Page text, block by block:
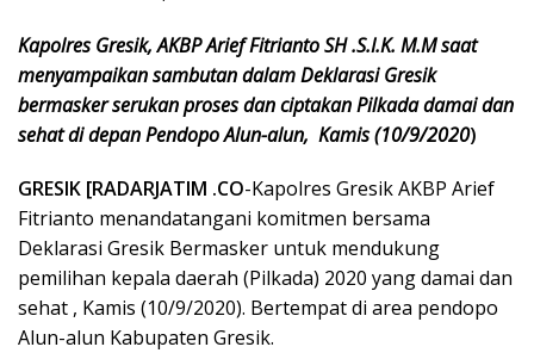
Kapolres Gresik, AKBP Arief Fitrianto SH .S.I.K. M.M saat
menyampaikan sambutan dalam Deklarasi Gresik
bermasker serukan proses dan ciptakan Pilkada damai dan
sehat di depan Pendopo Alun-alun, Kamis (10/9/2020)
GRESIK [RADARJATIM .CO-Kapolres Gresik AKBP Arief
Fitrianto menandatangani komitmen bersama
Deklarasi Gresik Bermasker untuk mendukung
pemilihan kepala daerah (Pilkada) 2020 yang damai dan
sehat , Kamis (10/9/2020). Bertempat di area pendopo
Alun-alun Kabupaten Gresik.